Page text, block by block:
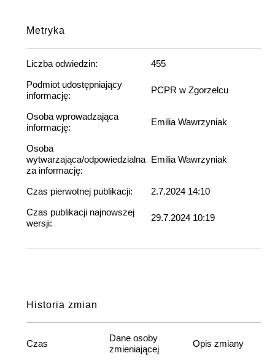
Metryka
Liczba odwiedzin:
455
Podmiot udostępniający
informację:
PCPR w Zgorzelcu
Osoba wprowadzająca
informację:
Emilia Wawrzyniak
Osoba
wytwarzająca/odpowiedzialna
za informację:
Emilia Wawrzyniak
Czas pierwotnej publikacji:
2.7.2024 14:10
Czas publikacji najnowszej
wersji:
29.7.2024 10:19
Historia zmian
Czas
Dane osoby
zmieniającej
Opis zmiany